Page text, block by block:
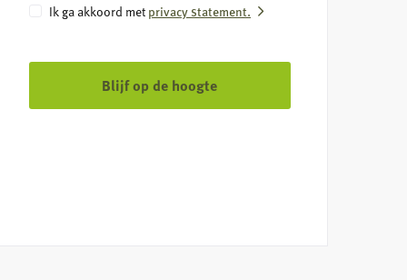
Instemming
Ik ga akkoord met privacy statement.